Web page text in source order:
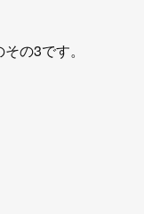
の3です。